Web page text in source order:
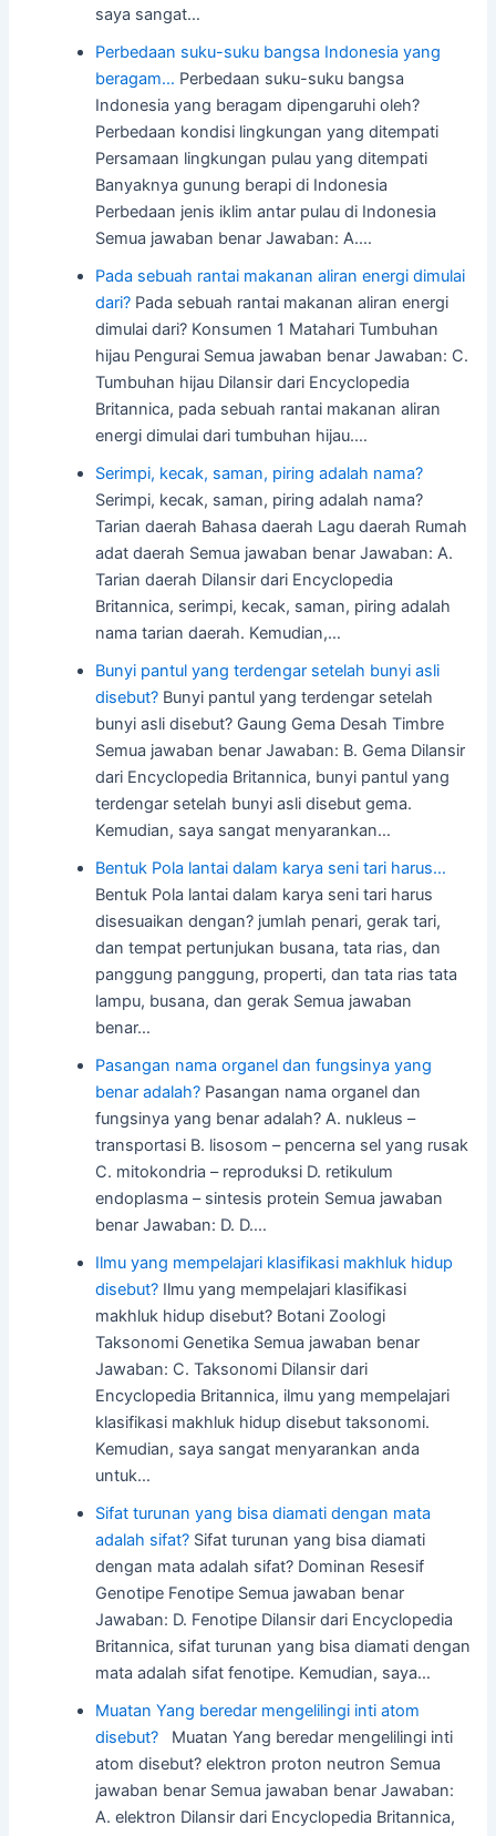
saya sangat…
Perbedaan suku-suku bangsa Indonesia yang
beragam… Perbedaan suku-suku bangsa
Indonesia yang beragam dipengaruhi oleh?
Perbedaan kondisi lingkungan yang ditempati
Persamaan lingkungan pulau yang ditempati
Banyaknya gunung berapi di Indonesia
Perbedaan jenis iklim antar pulau di Indonesia
Semua jawaban benar Jawaban: A.…
Pada sebuah rantai makanan aliran energi dimulai
dari? Pada sebuah rantai makanan aliran energi
dimulai dari? Konsumen 1 Matahari Tumbuhan
hijau Pengurai Semua jawaban benar Jawaban: C.
Tumbuhan hijau Dilansir dari Encyclopedia
Britannica, pada sebuah rantai makanan aliran
energi dimulai dari tumbuhan hijau.…
Serimpi, kecak, saman, piring adalah nama?
Serimpi, kecak, saman, piring adalah nama?
Tarian daerah Bahasa daerah Lagu daerah Rumah
adat daerah Semua jawaban benar Jawaban: A.
Tarian daerah Dilansir dari Encyclopedia
Britannica, serimpi, kecak, saman, piring adalah
nama tarian daerah. Kemudian,…
Bunyi pantul yang terdengar setelah bunyi asli
disebut? Bunyi pantul yang terdengar setelah
bunyi asli disebut? Gaung Gema Desah Timbre
Semua jawaban benar Jawaban: B. Gema Dilansir
dari Encyclopedia Britannica, bunyi pantul yang
terdengar setelah bunyi asli disebut gema.
Kemudian, saya sangat menyarankan…
Bentuk Pola lantai dalam karya seni tari harus…
Bentuk Pola lantai dalam karya seni tari harus
disesuaikan dengan? jumlah penari, gerak tari,
dan tempat pertunjukan busana, tata rias, dan
panggung panggung, properti, dan tata rias tata
lampu, busana, dan gerak Semua jawaban
benar…
Pasangan nama organel dan fungsinya yang
benar adalah? Pasangan nama organel dan
fungsinya yang benar adalah? A. nukleus –
transportasi B. lisosom – pencerna sel yang rusak
C. mitokondria – reproduksi D. retikulum
endoplasma – sintesis protein Semua jawaban
benar Jawaban: D. D.…
Ilmu yang mempelajari klasifikasi makhluk hidup
disebut? Ilmu yang mempelajari klasifikasi
makhluk hidup disebut? Botani Zoologi
Taksonomi Genetika Semua jawaban benar
Jawaban: C. Taksonomi Dilansir dari
Encyclopedia Britannica, ilmu yang mempelajari
klasifikasi makhluk hidup disebut taksonomi.
Kemudian, saya sangat menyarankan anda
untuk…
Sifat turunan yang bisa diamati dengan mata
adalah sifat? Sifat turunan yang bisa diamati
dengan mata adalah sifat? Dominan Resesif
Genotipe Fenotipe Semua jawaban benar
Jawaban: D. Fenotipe Dilansir dari Encyclopedia
Britannica, sifat turunan yang bisa diamati dengan
mata adalah sifat fenotipe. Kemudian, saya…
Muatan Yang beredar mengelilingi inti atom
disebut? Muatan Yang beredar mengelilingi inti
atom disebut? elektron proton neutron Semua
jawaban benar Semua jawaban benar Jawaban:
A. elektron Dilansir dari Encyclopedia Britannica,